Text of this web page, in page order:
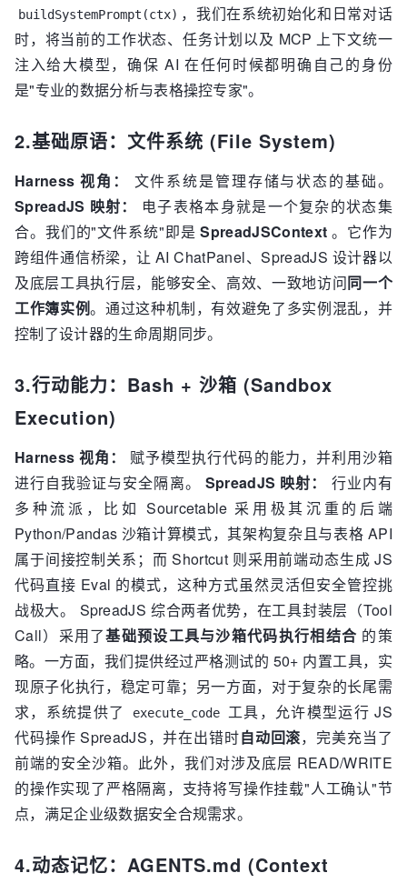
buildSystemPrompt(ctx) ，我们在系统初始化和日常对话
时，将当前的工作状态、任务计划以及 MCP 上下文统一
注入给大模型，确保 AI 在任何时候都明确自己的身份
是"专业的数据分析与表格操控专家"。
2.基础原语：文件系统 (File System)
Harness 视角：
文件系统是管理存储与状态的基础。
SpreadJS 映射：
电子表格本身就是一个复杂的状态集
合。我们的"文件系统"即是SpreadJSContext 。它作为
跨组件通信桥梁，让 AI ChatPanel、SpreadJS 设计器以
及底层工具执行层，能够安全、高效、一致地访问同一个
工作簿实例。通过这种机制，有效避免了多实例混乱，并
控制了设计器的生命周期同步。
3.行动能力：Bash + 沙箱 (Sandbox
Execution)
Harness 视角：
赋予模型执行代码的能力，并利用沙箱
进行自我验证与安全隔离。 SpreadJS 映射：
行业内有
多种流派，比如 Sourcetable 采用极其沉重的后端
Python/Pandas 沙箱计算模式，其架构复杂且与表格 API
属于间接控制关系；而 Shortcut 则采用前端动态生成 JS
代码直接 Eval 的模式，这种方式虽然灵活但安全管控挑
战极大。 SpreadJS 综合两者优势，在工具封装层（Tool
Call）采用了基础预设工具与沙箱代码执行相结合 的策
略。一方面，我们提供经过严格测试的 50+ 内置工具，实
现原子化执行，稳定可靠；另一方面，对于复杂的长尾需
求，系统提供了
execute_code 工具，允许模型运行 JS
代码操作 SpreadJS，并在出错时自动回滚，完美充当了
前端的安全沙箱。此外，我们对涉及底层 READ/WRITE
的操作实现了严格隔离，支持将写操作挂载"人工确认"节
点，满足企业级数据安全合规需求。
4.动态记忆：AGENTS.md (Context